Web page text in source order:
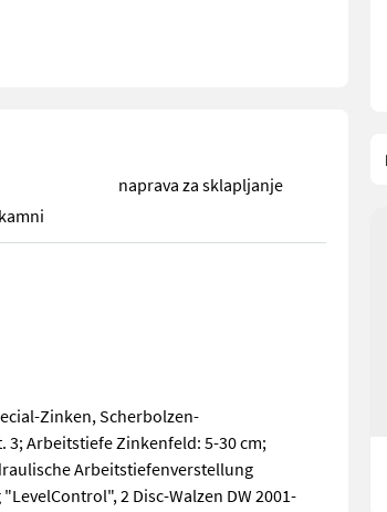
naprava za sklapljanje
Zinken, Scherbolzen-
Arbeitstiefe Zinkenfeld: 5-30 cm;
Arbeitstiefenverstellung
2 Disc-Walzen DW 2001-